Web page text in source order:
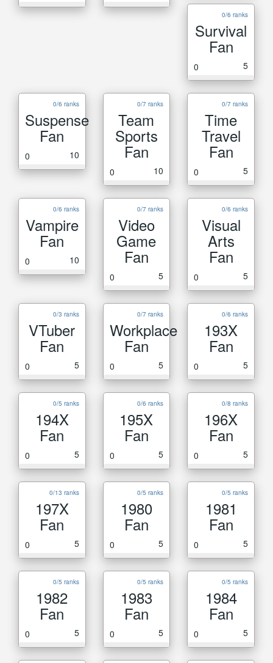
0/6 ranks
Survival
Fan
0 5
0/6 ranks
Suspense
Fan
0 10
0/7 ranks
Team
Sports
Fan
0 10
0/7 ranks
Time
Travel
Fan
0 5
0/6 ranks
Vampire
Fan
0 10
0/7 ranks
Video
Game
Fan
0 5
0/6 ranks
Visual
Arts
Fan
0 5
0/3 ranks
VTuber
Fan
0 5
0/7 ranks
Workplace
Fan
0 5
0/6 ranks
193X
Fan
0 5
0/5 ranks
194X
Fan
0 5
0/6 ranks
195X
Fan
0 5
0/8 ranks
196X
Fan
0 5
0/13 ranks
197X
Fan
0 5
0/5 ranks
1980
Fan
0 5
0/5 ranks
1981
Fan
0 5
0/5 ranks
1982
Fan
0 5
0/5 ranks
1983
Fan
0 5
0/5 ranks
1984
Fan
0 5